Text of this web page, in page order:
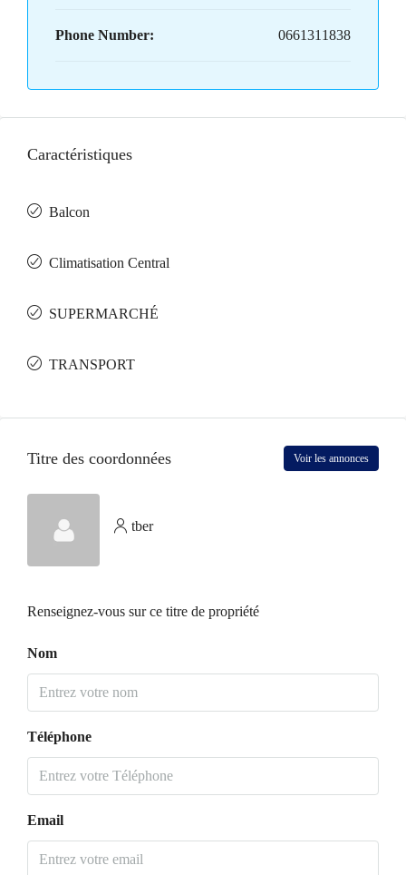
Phone Number: 0661311838
Caractéristiques
Balcon
Climatisation Central
SUPERMARCHÉ
TRANSPORT
Titre des coordonnées Voir les annonces
tber
Renseignez-vous sur ce titre de propriété
Nom
Téléphone
Email